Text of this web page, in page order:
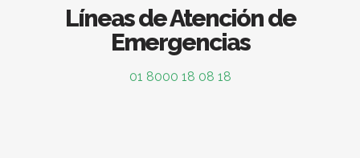
Líneas de Atención de
Emergencias
01 8000 18 08 18